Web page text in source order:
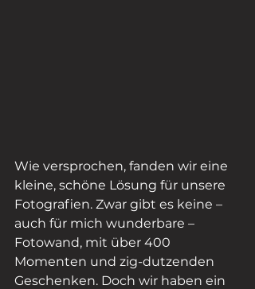
Wie versprochen, fanden wir eine
kleine, schöne Lösung für unsere
Fotografien. Zwar gibt es keine –
auch für mich wunderbare –
Fotowand, mit über 400
Momenten und zig-dutzenden
Geschenken. Doch wir haben ein